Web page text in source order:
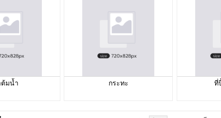
ต้มน้ำ กระทะ ที่